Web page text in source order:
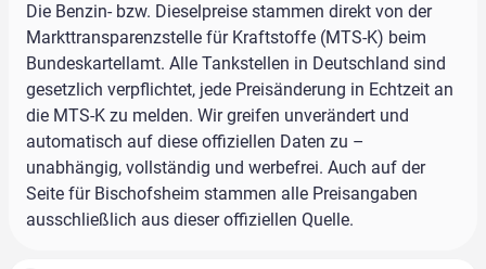
Die Benzin- bzw. Dieselpreise stammen direkt von der
Markttransparenzstelle für Kraftstoffe (MTS-K) beim
Bundeskartellamt. Alle Tankstellen in Deutschland sind
gesetzlich verpflichtet, jede Preisänderung in Echtzeit an
die MTS-K zu melden. Wir greifen unverändert und
automatisch auf diese offiziellen Daten zu –
unabhängig, vollständig und werbefrei. Auch auf der
Seite für Bischofsheim stammen alle Preisangaben
ausschließlich aus dieser offiziellen Quelle.